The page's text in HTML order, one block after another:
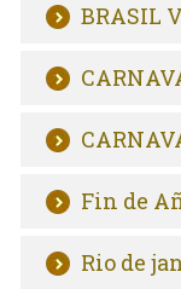
BRASIL
Fin de
Rio de